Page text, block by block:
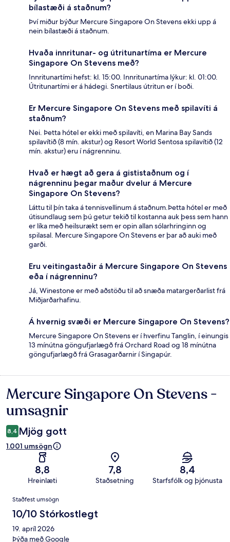
bílastæði á staðnum?
Því miður býður Mercure Singapore On Stevens ekki upp á
nein bílastæði á staðnum.
Hvaða innritunar- og útritunartíma er Mercure
Singapore On Stevens með?
Innritunartími hefst: kl. 15:00. Innritunartíma lýkur: kl. 01:00.
Útritunartími er á hádegi. Snertilaus útritun er í boði.
Er Mercure Singapore On Stevens með spilavíti á
staðnum?
Nei. Þetta hótel er ekki með spilavíti, en Marina Bay Sands
spilavítið (8 mín. akstur) og Resort World Sentosa spilavítið (12
mín. akstur) eru í nágrenninu.
Hvað er hægt að gera á gististaðnum og í
nágrenninu þegar maður dvelur á Mercure
Singapore On Stevens?
Láttu til þín taka á tennisvellinum á staðnum.Þetta hótel er með
útisundlaug sem þú getur tekið til kostanna auk þess sem hann
er líka með heilsurækt sem er opin allan sólarhringinn og
spilasal. Mercure Singapore On Stevens er þar að auki með
garði.
Eru veitingastaðir á Mercure Singapore On Stevens
eða í nágrenninu?
Já, Winestone er með aðstöðu til að snæða matargerðarlist frá
Miðjarðarhafinu.
Á hvernig svæði er Mercure Singapore On Stevens?
Mercure Singapore On Stevens er í hverfinu Tanglin, í einungis
13 mínútna göngufjarlægð frá Orchard Road og 18 mínútna
göngufjarlægð frá Grasagarðarnir í Singapúr.
Umsagnir
Mercure Singapore On Stevens -
umsagnir
8,4 Mjög gott
1.001 umsögn
8,8
Hreinlæti
7,8
Staðsetning
8,4
Starfsfólk og þjónusta
Umsagnir
Staðfest umsögn
10/10 Stórkostlegt
19. apríl 2026
Þýða með Google